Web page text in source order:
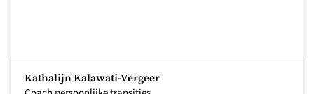
Kathalijn Kalawati-Vergeer